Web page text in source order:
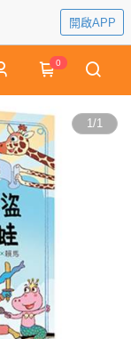
開啟APP
0
1/1